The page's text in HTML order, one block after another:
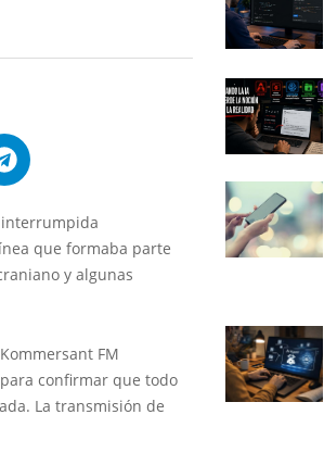
que formaba parte
y algunas
FM
confirmar que todo
La transmisión de